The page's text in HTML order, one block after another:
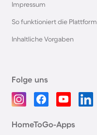
Impressum
So funktioniert die Plattform
Inhaltliche Vorgaben
Folge uns
HomeToGo-Apps